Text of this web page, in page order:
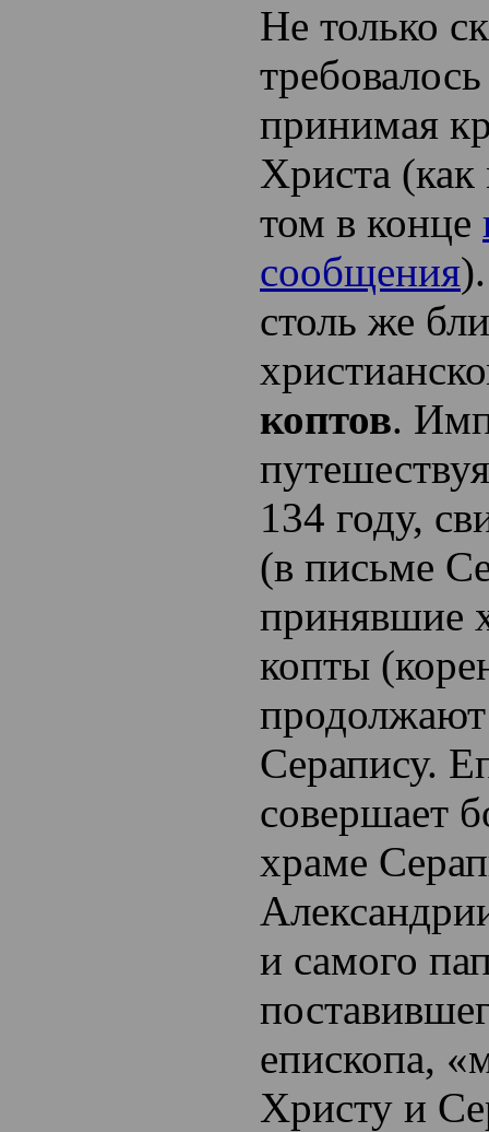
Не только
принимая
Христа
том в конце
сообщения
столь же
коптов.
134 году,
(в письме
принявшие
копты
Серапису.
совершает
храме
и самого
епископа,
Христу и